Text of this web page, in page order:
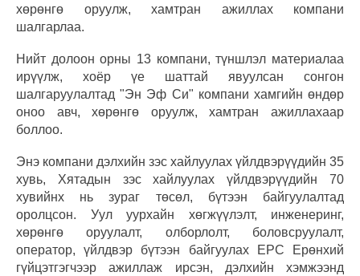
хөрөнгө оруулж, хамтран ажиллах компани
шалгарлаа.
Нийт долоон орны 13 компани, түншлэл материалаа
ирүүлж, хоёр үе шаттай явуулсан сонгон
шалгаруулалтад "Эн Эф Си" компани хамгийн өндөр
оноо авч, хөрөнгө оруулж, хамтран ажиллахаар
боллоо.
Энэ компани дэлхийн зэс хайлуулах үйлдвэрүүдийн 35
хувь, Хятадын зэс хайлуулах үйлдвэрүүдийн 70
хувийнх нь зураг төсөл, бүтээн байгуулалтад
оролцсон. Уул уурхайн хөгжүүлэлт, инженеринг,
хөрөнгө оруулалт, олборлолт, боловсруулалт,
оператор, үйлдвэр бүтээн байгуулах EPC Ерөнхий
гүйцэтгэгчээр ажиллаж ирсэн, дэлхийн хэмжээнд